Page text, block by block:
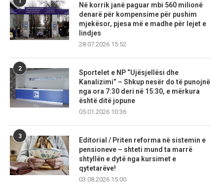
Në korrik janë paguar mbi 560 milionë
denarë për kompensime për pushim
mjekësor, pjesa më e madhe për lejet e
lindjes
28.07.2026 15:52
2
Sportelet e NP “Ujësjellësi dhe
Kanalizimi” – Shkup nesër do të punojnë
nga ora 7:30 deri në 15:30, e mërkura
është ditë jopune
05.01.2026 10:36
3
Editorial / Priten reforma në sistemin e
pensioneve – shteti mund ta marrë
shtyllën e dytë nga kursimet e
qytetarëve!
03.08.2026 15:00